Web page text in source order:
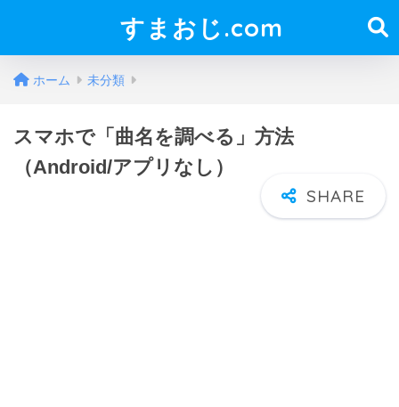
すまおじ.com
ホーム 未分類
スマホで「曲名を調べる」方法
（Android/アプリなし）